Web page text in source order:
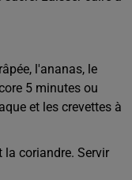
l'ananas, le
5 minutes ou
et les crevettes à
coriandre. Servir